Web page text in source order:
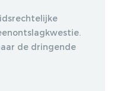
de dringende